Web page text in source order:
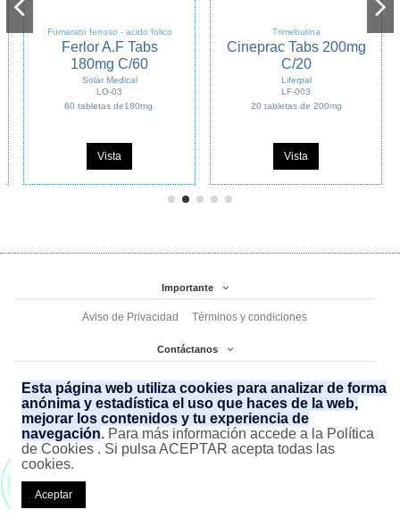
Fumarato ferroso - acido folico
Ferlor A.F Tabs
180mg C/60
Solar Medical
LO-03
60 tabletas de180mg.
Vista
Trimebutina
Cineprac Tabs 200mg
C/20
Liferpal
LF-003
20 tabletas de 200mg
Vista
Importante
Aviso de Privacidad Términos y condiciones
Contáctanos
Sufarmed
Avenida Olímpica 2123, Ampliación San Francisco de Asís
(477) 7 61 11 12 (477) 7 61 11 02
ecommerce@sufarmed.com
477 852 25 61
¡ Somos tu mejor opción en
Esta página web utiliza cookies para analizar de forma
anónima y estadística el uso que haces de la web,
mejorar los contenidos y tu experiencia de
navegación. Para más información accede a la Política
de Cookies . Si pulsa ACEPTAR acepta todas las
cookies.
Aceptar